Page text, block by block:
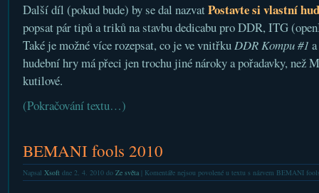
Další díl (pokud bude) by se dal nazvatPostavte si vlastní
popsat pár tipů a triků na stavbu dedicabu pro DDR, ITG
Také je možné více rozepsat, co je ve vnitřkuDDR Kompu #1 a
hudební hry má přeci jen trochu jiné nároky a pořadavky, než
kutilové.
(Pokračování textu…)
BEMANI fools 2010
Napsal Xsoftdne 2. 4. 2010 do Ze světa| Komentáře nejsou povolenéu textu s názvem BEMANI